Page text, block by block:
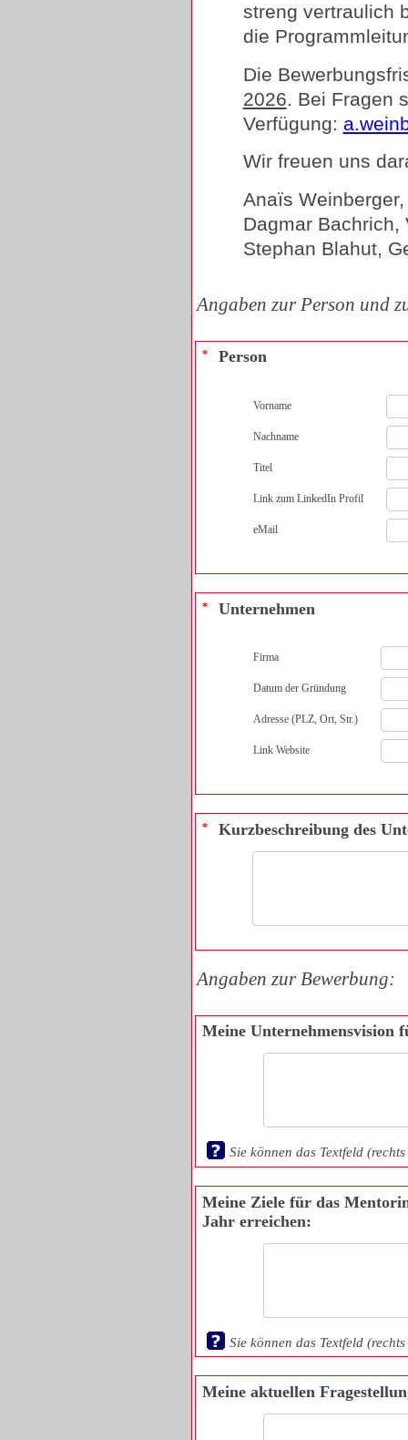
streng vertraulich
die
Die
2026. Bei Fragen
Verfügung:
Wir freuen uns
Anaïs
Dagmar Bachrich,
Stephan Blahut,
Angaben zur Person und
* Person
Vorname
Nachname
Titel
Link zum LinkedIn Profil
eMail
* Unternehmen
Firma
Datum der Gründung
Adresse (PLZ, Ort, Str.)
Link Website
* Kurzbeschreibung des
Angaben zur Bewerbung:
Meine Unternehmensvision
Sie können das Textfeld
Meine Ziele für das
Jahr erreichen:
Sie können das Textfeld
Meine aktuellen